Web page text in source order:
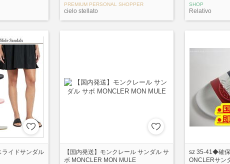
PREMIUM PERSONAL SHOPPER
cielo stellato
SHOP
Relativo
イドサンダル
【国内発送】モンクレール サンダル サ
ボ MONCLER MON MULE
sz 35-41◆確
ONCLERサン